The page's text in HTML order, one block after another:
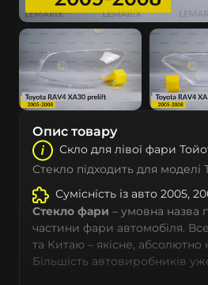
Опис товару
Скло для лівої фари
Стекло підходить для моделі
Сумісність із авто 2005,
Стекло фари – умовна назва
частини фари автомобіля.
та Китаю – якісне,
Більшість автовиробників
тому не слід дивуватися, що